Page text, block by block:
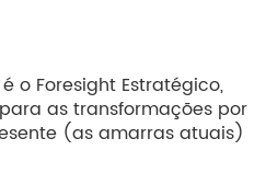
o Foresight Estratégico,
as transformações por
(as amarras atuais)